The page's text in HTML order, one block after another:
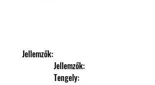
Jellemzők:
                Jellemzők:
                Tengely: